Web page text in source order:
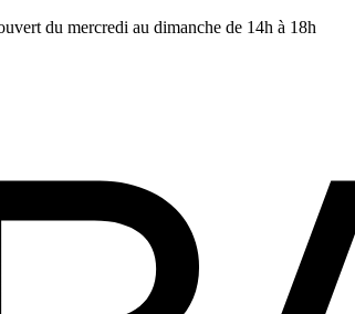
du mercredi au dimanche de 14h à 18h